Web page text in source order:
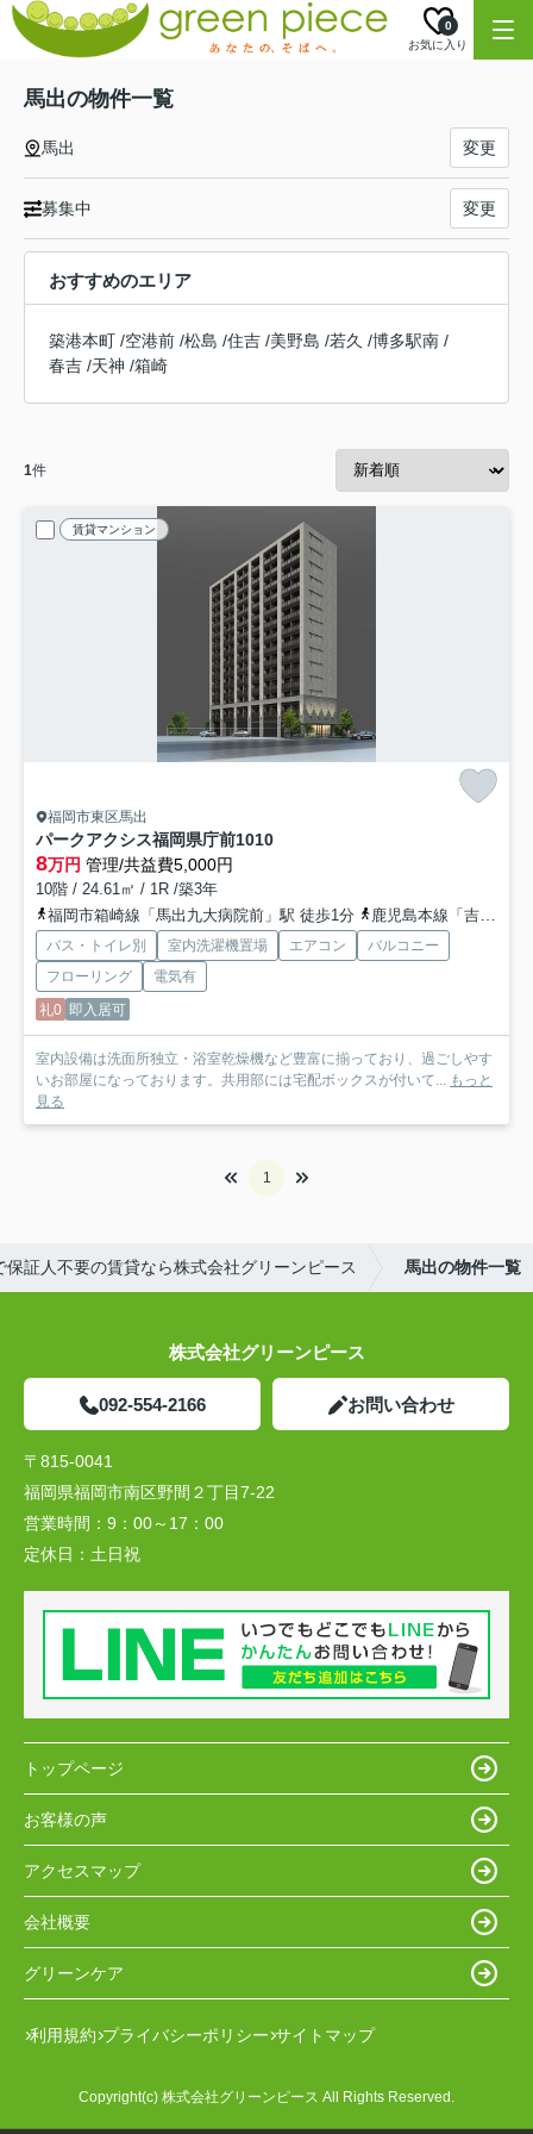
お気に入り
0
馬出の物件一覧
馬出 変更
募集中 変更
おすすめのエリア
築港本町 /空港前 /松島 /住吉 /美野島 /若久 /博多駅南 /
春吉 /天神 /箱崎
1件
賃貸マンション
福岡市東区馬出
パークアクシス福岡県庁前1010
8万円 管理/共益費5,000円
10階 / 24.61㎡ / 1R /築3年
福岡市箱崎線「馬出九大病院前」駅 徒歩1分
鹿児島本線「吉塚」駅 徒歩8分
バス・トイレ別 室内洗濯機置場 エアコン
バルコニー
フローリング
電気有
礼0 即入居可
室内設備は洗面所独立・浴室乾燥機など豊富に揃っており、過ごしやす
いお部屋になっております。共用部には宅配ボックスが付いて... もっと
見る
1
保証人不要の賃貸なら株式会社グリーンピース 馬出の物件一覧
株式会社グリーンピース
092-554-2166 お問い合わせ
〒815-0041
福岡県福岡市南区野間２丁目7-22
営業時間： 9：00～17：00
定休日： 土日祝
トップページ
お客様の声
アクセスマップ
会社概要
グリーンケア
利用規約 プライバシーポリシー サイトマップ
Copyright(c) 株式会社グリーンピース All Rights Reserved.